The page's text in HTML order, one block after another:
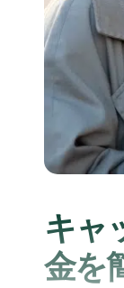
キャ
金を